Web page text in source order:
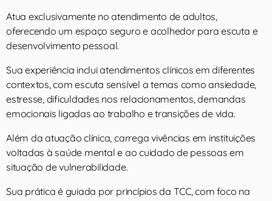
Atua exclusivamente no atendimento de adultos,
oferecendo um espaço seguro e acolhedor para escuta e
desenvolvimento pessoal.
Sua experiência inclui atendimentos clínicos em diferentes
contextos, com escuta sensível a temas como ansiedade,
estresse, dificuldades nos relacionamentos, demandas
emocionais ligadas ao trabalho e transições de vida.
Além da atuação clínica, carrega vivências em instituições
voltadas à saúde mental e ao cuidado de pessoas em
situação de vulnerabilidade.
Sua prática é guiada por princípios da TCC, com foco na